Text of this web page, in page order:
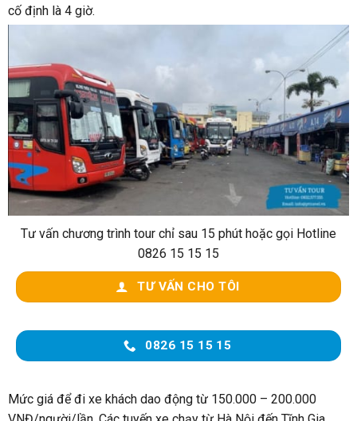
cố định là 4 giờ.
Tư vấn chương trình tour chỉ sau 15 phút hoặc gọi Hotline
0826 15 15 15
TƯ VẤN CHO TÔI
0826 15 15 15
Mức giá để đi xe khách dao động từ 150.000 – 200.000